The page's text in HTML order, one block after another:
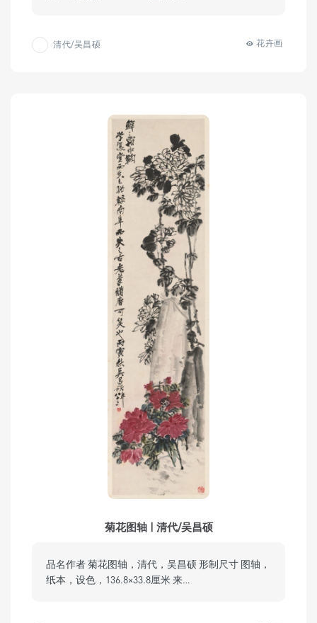
清代/吴昌硕 花卉画
菊花图轴 | 清代/吴昌硕
品名作者 菊花图轴，清代，吴昌硕 形制尺寸 图轴，
纸本，设色，136.8×33.8厘米 来…